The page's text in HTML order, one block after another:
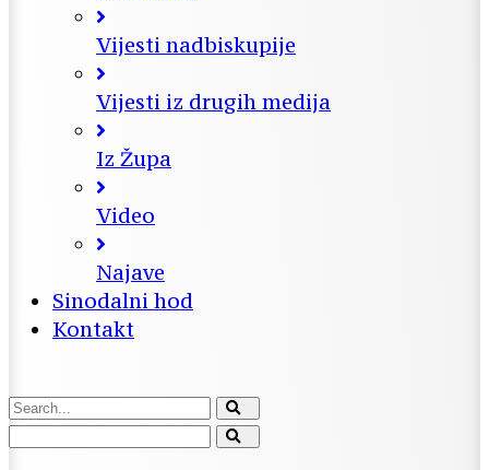
Vijesti nadbiskupije
Vijesti iz drugih medija
Iz Župa
Video
Najave
Sinodalni hod
Kontakt